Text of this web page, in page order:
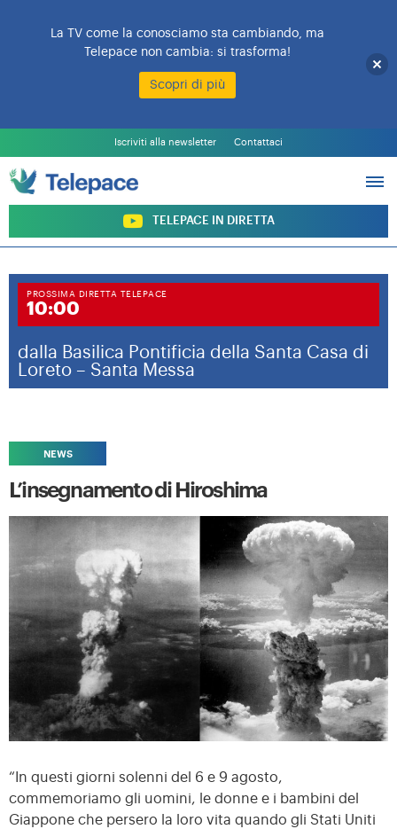
Iscriviti alla newsletter Contattaci
TELEPACE IN DIRETTA
L’EMITTENTE
PALINSESTO
PROGRAMMI
ARCHIVIO PROGRAMMI
SOSTIENI TELEPACE
PROSSIMA DIRETTA TELEPACE
10:00
dalla Basilica Pontificia della Santa Casa di
Loreto – Santa Messa
NEWS
L’insegnamento di Hiroshima
“In questi giorni solenni del 6 e 9 agosto,
commemoriamo gli uomini, le donne e i bambini del
Giappone che persero la loro vita quando gli Stati Uniti
La TV come la conosciamo sta cambiando, ma
Telepace non cambia: si trasforma!
Scopri di più